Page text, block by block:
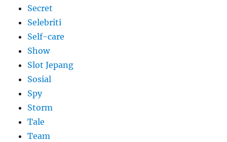
Secret
Selebriti
Self-care
Show
Slot Jepang
Sosial
Spy
Storm
Tale
Team